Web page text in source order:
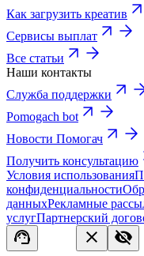
Как загрузить креатив
Сервисы выплат
Все статьи
Наши контакты
Служба поддержки
Pomogach bot
Новости Помогач
Получить консультацию
Условия использования
конфиденциальности
данныхРекламные
услугПартнерский